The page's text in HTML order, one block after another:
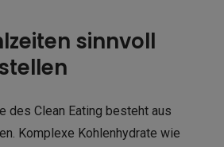
sinnvoll
des Clean Eating besteht aus
Komplexe Kohlenhydrate wie